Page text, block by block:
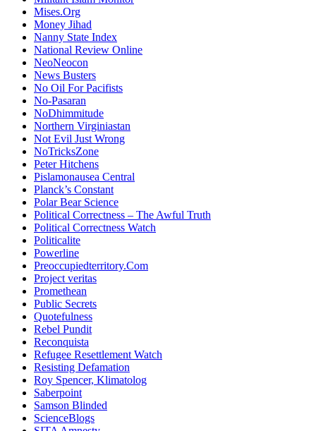
Mises.Org
Money Jihad
Nanny State Index
National Review Online
NeoNeocon
News Busters
No Oil For Pacifists
No-Pasaran
NoDhimmitude
Northern Virginiastan
Not Evil Just Wrong
NoTricksZone
Peter Hitchens
Pislamonausea Central
Planck’s Constant
Polar Bear Science
Political Correctness – The Awful Truth
Political Correctness Watch
Politicalite
Powerline
Preoccupiedterritory.Com
Project veritas
Promethean
Public Secrets
Quotefulness
Rebel Pundit
Reconquista
Refugee Resettlement Watch
Resisting Defamation
Roy Spencer, Klimatolog
Saberpoint
Samson Blinded
ScienceBlogs